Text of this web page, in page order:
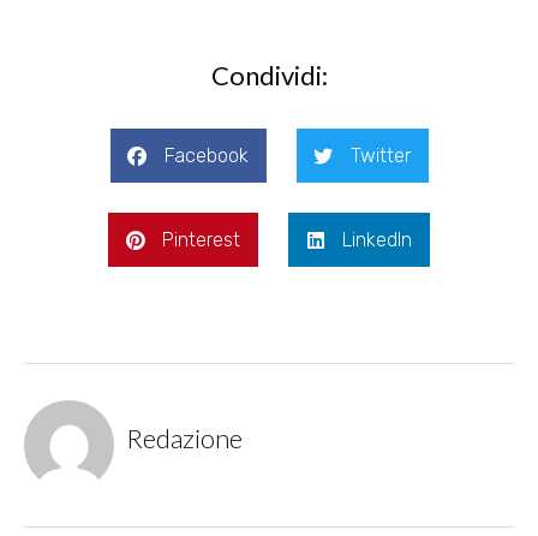
Condividi:
Facebook Twitter
Pinterest LinkedIn
Redazione